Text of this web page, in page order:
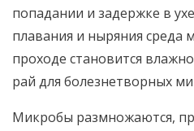
попадании и задержке в
плавания и ныряния среда
проходе становится
рай для болезнетворных
Микробы размножаются,